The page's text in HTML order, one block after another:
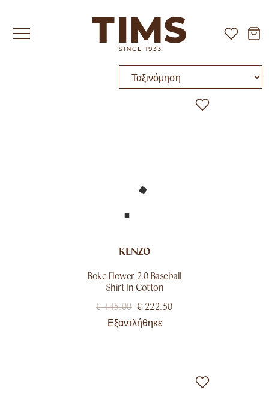
Ταξινόμηση
KENZO
Boke Flower 2.0 Baseball
Shirt In Cotton
€445.00 € 222.50
Εξαντλήθηκε